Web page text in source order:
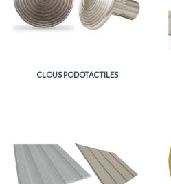
CLOUS PODOTACTILES